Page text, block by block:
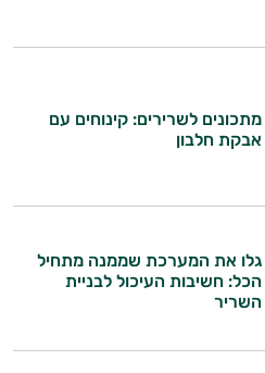
מתכונים לשרירים: קינוחים עם
אבקת חלבון
גלו את המערכת שממנה מתחיל
הכל: חשיבות העיכול לבניית
השריר